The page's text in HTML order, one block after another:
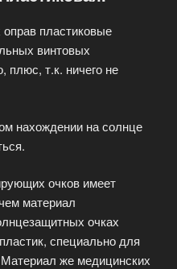
пластиковые
винтовых
плюс, т.к. ничего не
нахождении на солнце
очков имеет
материал
очках
специально для
же медицинских